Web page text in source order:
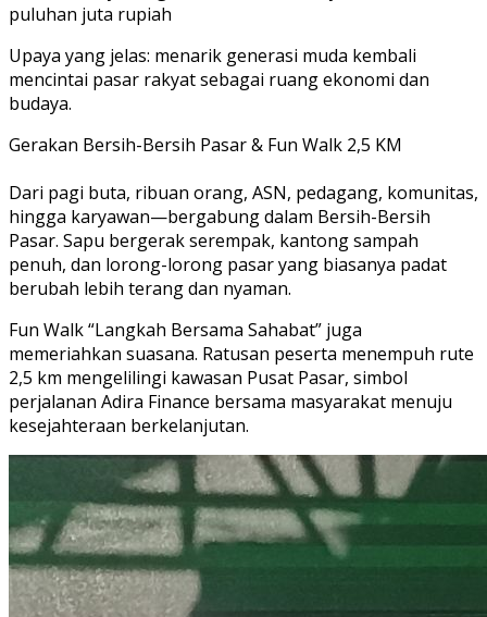
puluhan juta rupiah
Upaya yang jelas: menarik generasi muda kembali
mencintai pasar rakyat sebagai ruang ekonomi dan
budaya.
Gerakan Bersih-Bersih Pasar & Fun Walk 2,5 KM
Dari pagi buta, ribuan orang, ASN, pedagang, komunitas,
hingga karyawan—bergabung dalam Bersih-Bersih
Pasar. Sapu bergerak serempak, kantong sampah
penuh, dan lorong-lorong pasar yang biasanya padat
berubah lebih terang dan nyaman.
Fun Walk “Langkah Bersama Sahabat” juga
memeriahkan suasana. Ratusan peserta menempuh rute
2,5 km mengelilingi kawasan Pusat Pasar, simbol
perjalanan Adira Finance bersama masyarakat menuju
kesejahteraan berkelanjutan.